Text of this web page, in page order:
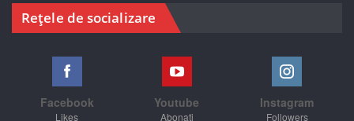
Rețele de socializare
Facebook
Likes
Youtube
Abonați
Instagram
Followers